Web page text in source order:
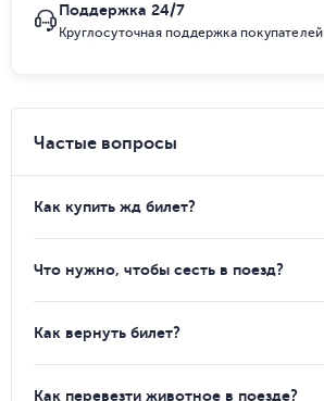
Поддержка 24/7
Круглосуточная поддержка покупателей
Частые вопросы
Как купить жд билет?
Что нужно, чтобы сесть в поезд?
Как вернуть билет?
Как перевезти животное в поезде?